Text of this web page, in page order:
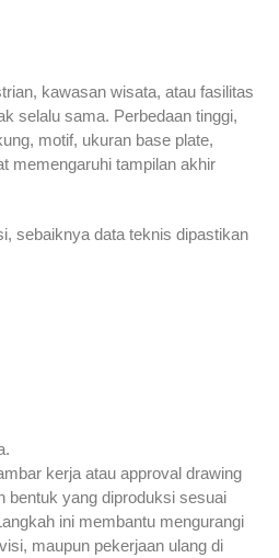
kawasan wisata, atau fasilitas
selalu sama. Perbedaan tinggi,
motif, ukuran base plate,
memengaruhi tampilan akhir
sebaiknya data teknis dipastikan
kerja atau approval drawing
bentuk yang diproduksi sesuai
ini membantu mengurangi
maupun pekerjaan ulang di